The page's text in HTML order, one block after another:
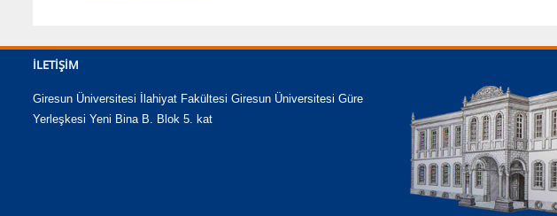
İLETIŞIM
Giresun Üniversitesi İlahiyat Fakültesi Giresun Üniversitesi Güre
Yerleşkesi Yeni Bina B. Blok 5. kat